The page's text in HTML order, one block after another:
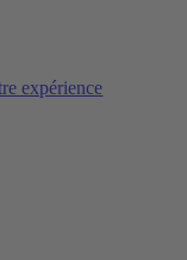
expérience